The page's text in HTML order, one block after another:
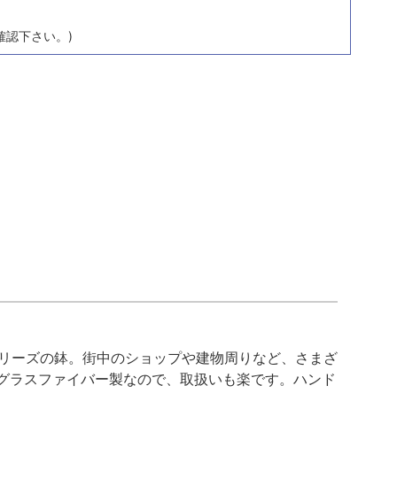
認下さい。)
ーズの鉢。街中のショップや建物周りなど、さまざ
スファイバー製なので、取扱いも楽です。ハンド